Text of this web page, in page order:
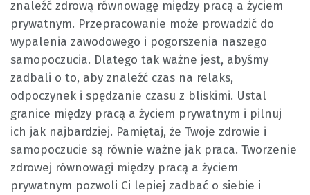
znaleźć zdrową równowagę między pracą a życiem
prywatnym. Przepracowanie może prowadzić do
wypalenia zawodowego i pogorszenia naszego
samopoczucia. Dlatego tak ważne jest, abyśmy
zadbali o to, aby znaleźć czas na relaks,
odpoczynek i spędzanie czasu z bliskimi. Ustal
granice między pracą a życiem prywatnym i pilnuj
ich jak najbardziej. Pamiętaj, że Twoje zdrowie i
samopoczucie są równie ważne jak praca. Tworzenie
zdrowej równowagi między pracą a życiem
prywatnym pozwoli Ci lepiej zadbać o siebie i